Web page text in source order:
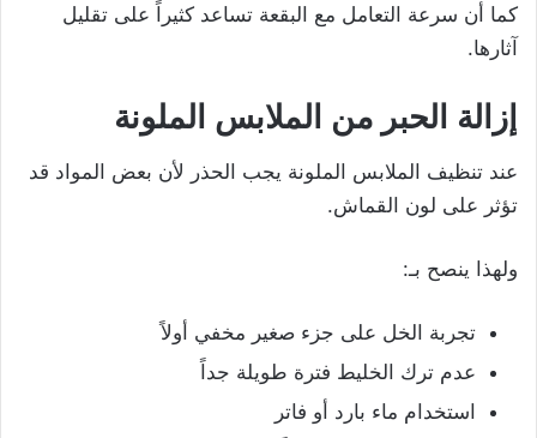
كما أن سرعة التعامل مع البقعة تساعد كثيراً على تقليل
آثارها.
إزالة الحبر من الملابس الملونة
عند تنظيف الملابس الملونة يجب الحذر لأن بعض المواد قد
تؤثر على لون القماش.
ولهذا ينصح بـ:
تجربة الخل على جزء صغير مخفي أولاً
عدم ترك الخليط فترة طويلة جداً
استخدام ماء بارد أو فاتر